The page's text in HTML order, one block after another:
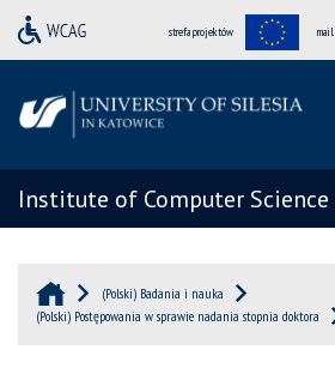
strefa projektów mail
Institute of Computer Science
(Polski) Badania i nauka
(Polski) Postępowania w sprawie nadania stopnia doktora